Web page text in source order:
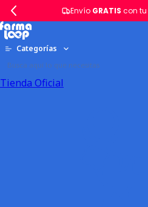
Envío GRATIS con
Categorías
Tienda Oficial